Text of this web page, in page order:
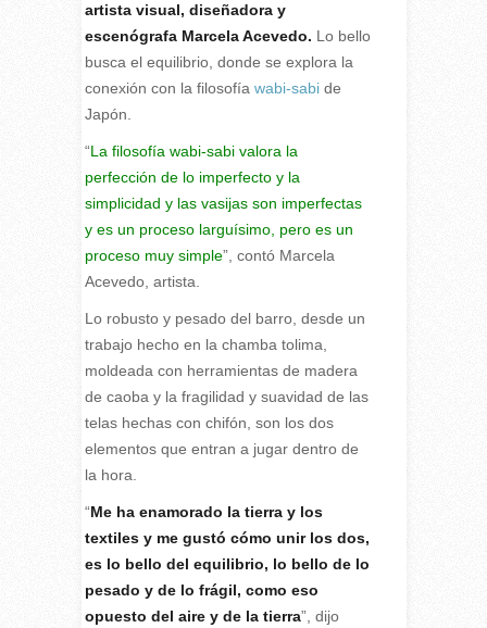
artista visual, diseñadora y
escenógrafa Marcela Acevedo. Lo bello
busca el equilibrio, donde se explora la
conexión con la filosofía wabi-sabide
Japón.
“La filosofía wabi-sabi valora la
perfección de lo imperfecto y la
simplicidad y las vasijas son imperfectas
y es un proceso larguísimo, pero es un
proceso muy simple”, contó Marcela
Acevedo, artista.
Lo robusto y pesado del barro, desde un
trabajo hecho en la chamba tolima,
moldeada con herramientas de madera
de caoba y la fragilidad y suavidad de las
telas hechas con chifón, son los dos
elementos que entran a jugar dentro de
la hora.
“Me ha enamorado la tierra y los
textiles y me gustó cómo unir los dos,
es lo bello del equilibrio, lo bello de lo
pesado y de lo frágil, como eso
opuesto del aire y de la tierra”, dijo